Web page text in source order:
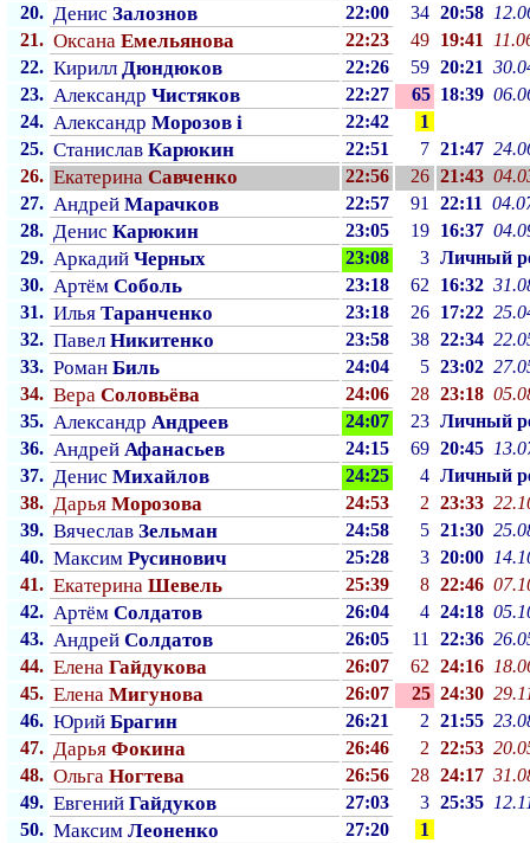
20. Денис Залознов 22:00 34 20:58
21. Оксана Емельянова 22:23 49 19:41
22. Кирилл Дюндюков 22:26 59 20:21
23. Александр Чистяков 22:27 65 18:39
24. Александр Морозов i 22:42
1
25. Станислав Карюкин 22:51 7 21:47
26. Екатерина Савченко 22:56 26 21:43
27. Андрей Марачков 22:57 91 22:11
28. Денис Карюкин 23:05 19 16:37
29. Аркадий Черных 23:08 3 Личный
30. Артём Соболь 23:18 62 16:32
31. Илья Таранченко 23:18 26 17:22
32. Павел Никитенко 23:58 38 22:34
33. Роман Биль 24:04 5 23:02
34. Вера Соловьёва 24:06 28 23:18
35. Александр Андреев 24:07 23 Личный
36. Андрей Афанасьев 24:15 69 20:45
37. Денис Михайлов 24:25 4 Личный
38. Дарья Морозова 24:53 2 23:33
39. Вячеслав Зельман 24:58 5 21:30
40. Максим Русинович 25:28 3 20:00
41. Екатерина Шевель 25:39 8 22:46
42. Артём Солдатов 26:04 4 24:18
43. Андрей Солдатов 26:05 11 22:36
44. Елена Гайдукова 26:07 62 24:16
45. Елена Мигунова 26:07 25 24:30
46. Юрий Брагин 26:21 2 21:55
47. Дарья Фокина 26:46 2 22:53
48. Ольга Ногтева 26:56 28 24:17
49. Евгений Гайдуков 27:03 3 25:35
50. Максим Леоненко 27:20
1